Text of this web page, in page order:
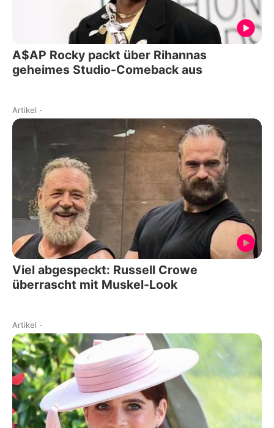
A$AP Rocky packt über Rihannas
geheimes Studio-Comeback aus
Artikel -
Viel abgespeckt: Russell Crowe
überrascht mit Muskel-Look
Artikel -